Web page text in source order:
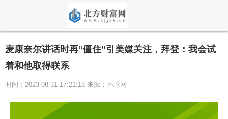
麦康奈尔讲话时再“僵住”引美媒关注，拜登：我会试
着和他取得联系
时间：2023-08-31 17:21:18 来源：环球网